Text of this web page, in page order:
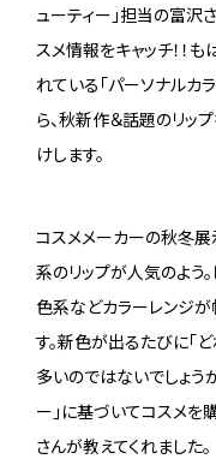
ューティー」担当の富沢
スメ情報をキャッチ！！
れている「パーソナルカ
ら、秋新作＆話題のリッ
けします。
コスメメーカーの秋冬展
系のリップが人気のよう
色系などカラーレンジ
す。新色が出るたびに「
多いのではないでしょう
ー」に基づいてコスメを
さんが教えてくれました。